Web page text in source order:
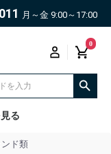
月～金 9:00～17:00
0
る
ド類